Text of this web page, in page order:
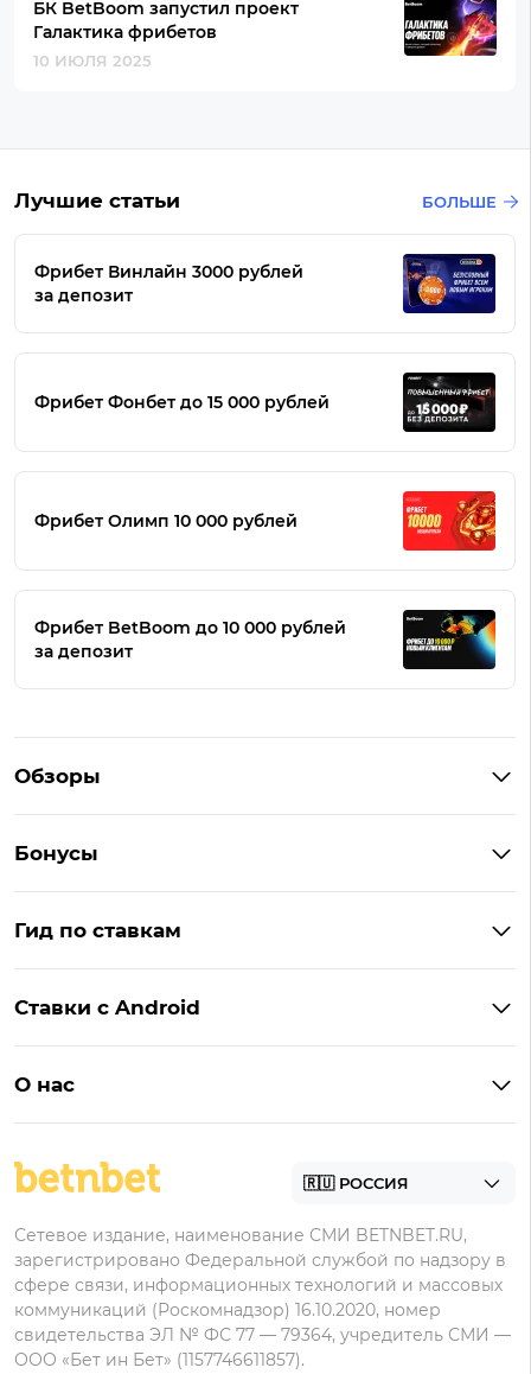
БК BetBoom запустил проект
Галактика фрибетов
10 ИЮЛЯ 2025
Лучшие статьи БОЛЬШЕ
Фрибет Винлайн 3000 рублей
за депозит
Фрибет Фонбет до 15 000 рублей
Фрибет Олимп 10 000 рублей
Фрибет BetBoom до 10 000 рублей
за депозит
Обзоры
BetBoom
Пари
Леон
Zenit
Бонусы
Бонусы BetBoom
Бонусы Леон
Гид по ставкам
БК для ставок с мобильного
Ставки с Android
Фонбет на Андроид
Олимп на Андроид
О нас
Пользовательское соглашение
данных
Сетевое издание, наименование СМИ BETNBET.RU,
зарегистрировано Федеральной службой по надзору в
сфере связи, информационных технологий и массовых
коммуникаций (Роскомнадзор) 16.10.2020, номер
свидетельства ЭЛ № ФС 77 — 79364, учредитель СМИ —
ООО «Бет ин Бет» (1157746611857).